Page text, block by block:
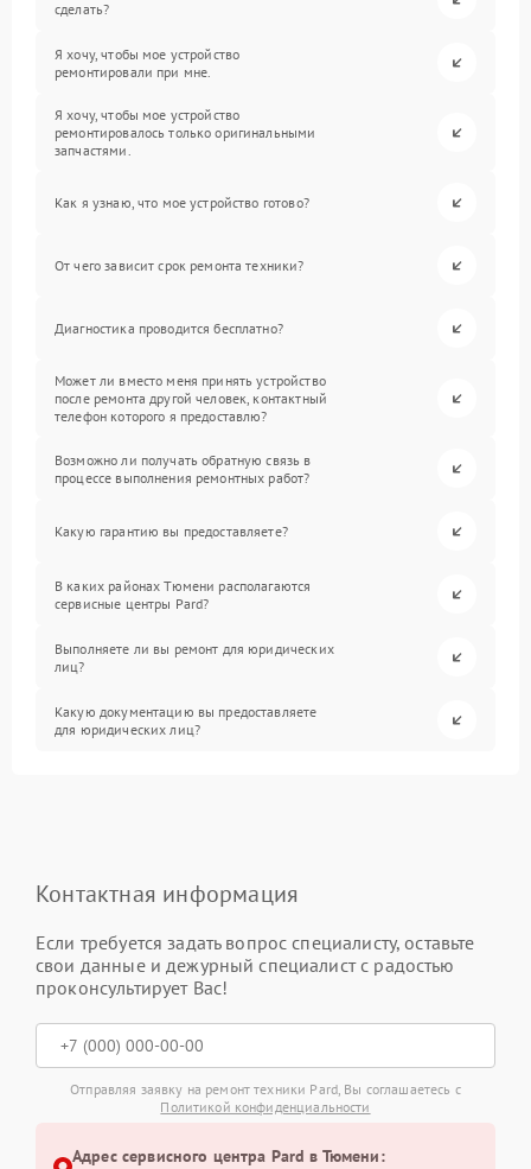
сделать?
Я хочу, чтобы мое устройство
ремонтировали при мне.
Я хочу, чтобы мое устройство
ремонтировалось только оригинальными
запчастями.
Как я узнаю, что мое устройство готово?
От чего зависит срок ремонта техники?
Диагностика проводится бесплатно?
Может ли вместо меня принять устройство
после ремонта другой человек, контактный
телефон которого я предоставлю?
Возможно ли получать обратную связь в
процессе выполнения ремонтных работ?
Какую гарантию вы предоставляете?
В каких районах Тюмени располагаются
сервисные центры Pard?
Выполняете ли вы ремонт для юридических
лиц?
Какую документацию вы предоставляете
для юридических лиц?
Контактная информация
Если требуется задать вопрос специалисту, оставьте
свои данные и дежурный специалист с радостью
проконсультирует Вас!
Отправляя заявку на ремонт техники Pard, Вы соглашаетесь с
Политикой конфиденциальности
Адрес сервисного центра Pard в Тюмени: